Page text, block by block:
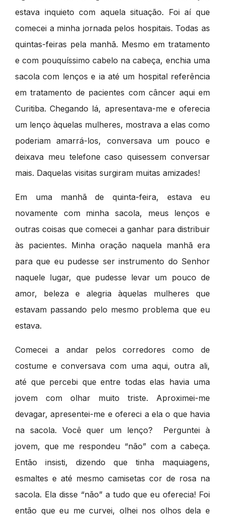
estava inquieto com aquela situação. Foi aí que
comecei a minha jornada pelos hospitais. Todas as
quintas-feiras pela manhã. Mesmo em tratamento
e com pouquíssimo cabelo na cabeça, enchia uma
sacola com lenços e ia até um hospital referência
em tratamento de pacientes com câncer aqui em
Curitiba. Chegando lá, apresentava-me e oferecia
um lenço àquelas mulheres, mostrava a elas como
poderiam amarrá-los, conversava um pouco e
deixava meu telefone caso quisessem conversar
mais. Daquelas visitas surgiram muitas amizades!
Em uma manhã de quinta-feira, estava eu
novamente com minha sacola, meus lenços e
outras coisas que comecei a ganhar para distribuir
às pacientes. Minha oração naquela manhã era
para que eu pudesse ser instrumento do Senhor
naquele lugar, que pudesse levar um pouco de
amor, beleza e alegria àquelas mulheres que
estavam passando pelo mesmo problema que eu
estava.
Comecei a andar pelos corredores como de
costume e conversava com uma aqui, outra ali,
até que percebi que entre todas elas havia uma
jovem com olhar muito triste. Aproximei-me
devagar, apresentei-me e ofereci a ela o que havia
na sacola. Você quer um lenço? Perguntei à
jovem, que me respondeu “não” com a cabeça.
Então insisti, dizendo que tinha maquiagens,
esmaltes e até mesmo camisetas cor de rosa na
sacola. Ela disse “não” a tudo que eu oferecia! Foi
então que eu me curvei, olhei nos olhos dela e